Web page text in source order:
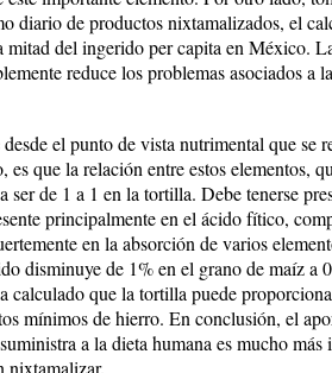
diario de productos nixtamalizados, el
mitad del ingerido per ca­pita en México.
reduce los problemas asociados a
el punto de vista nutri­men­tal que se
que la relación entre estos elementos,
ser de 1 a 1 en la tortilla. Debe tenerse
principalmente en el áci­do fítico,
en la absorción de varios
disminuye de 1% en el grano de maíz a
calculado que la tor­ti­­lla puede
mínimos de hierro. En conclusión, el
a la dieta humana es mucho más
nixtamalizar.